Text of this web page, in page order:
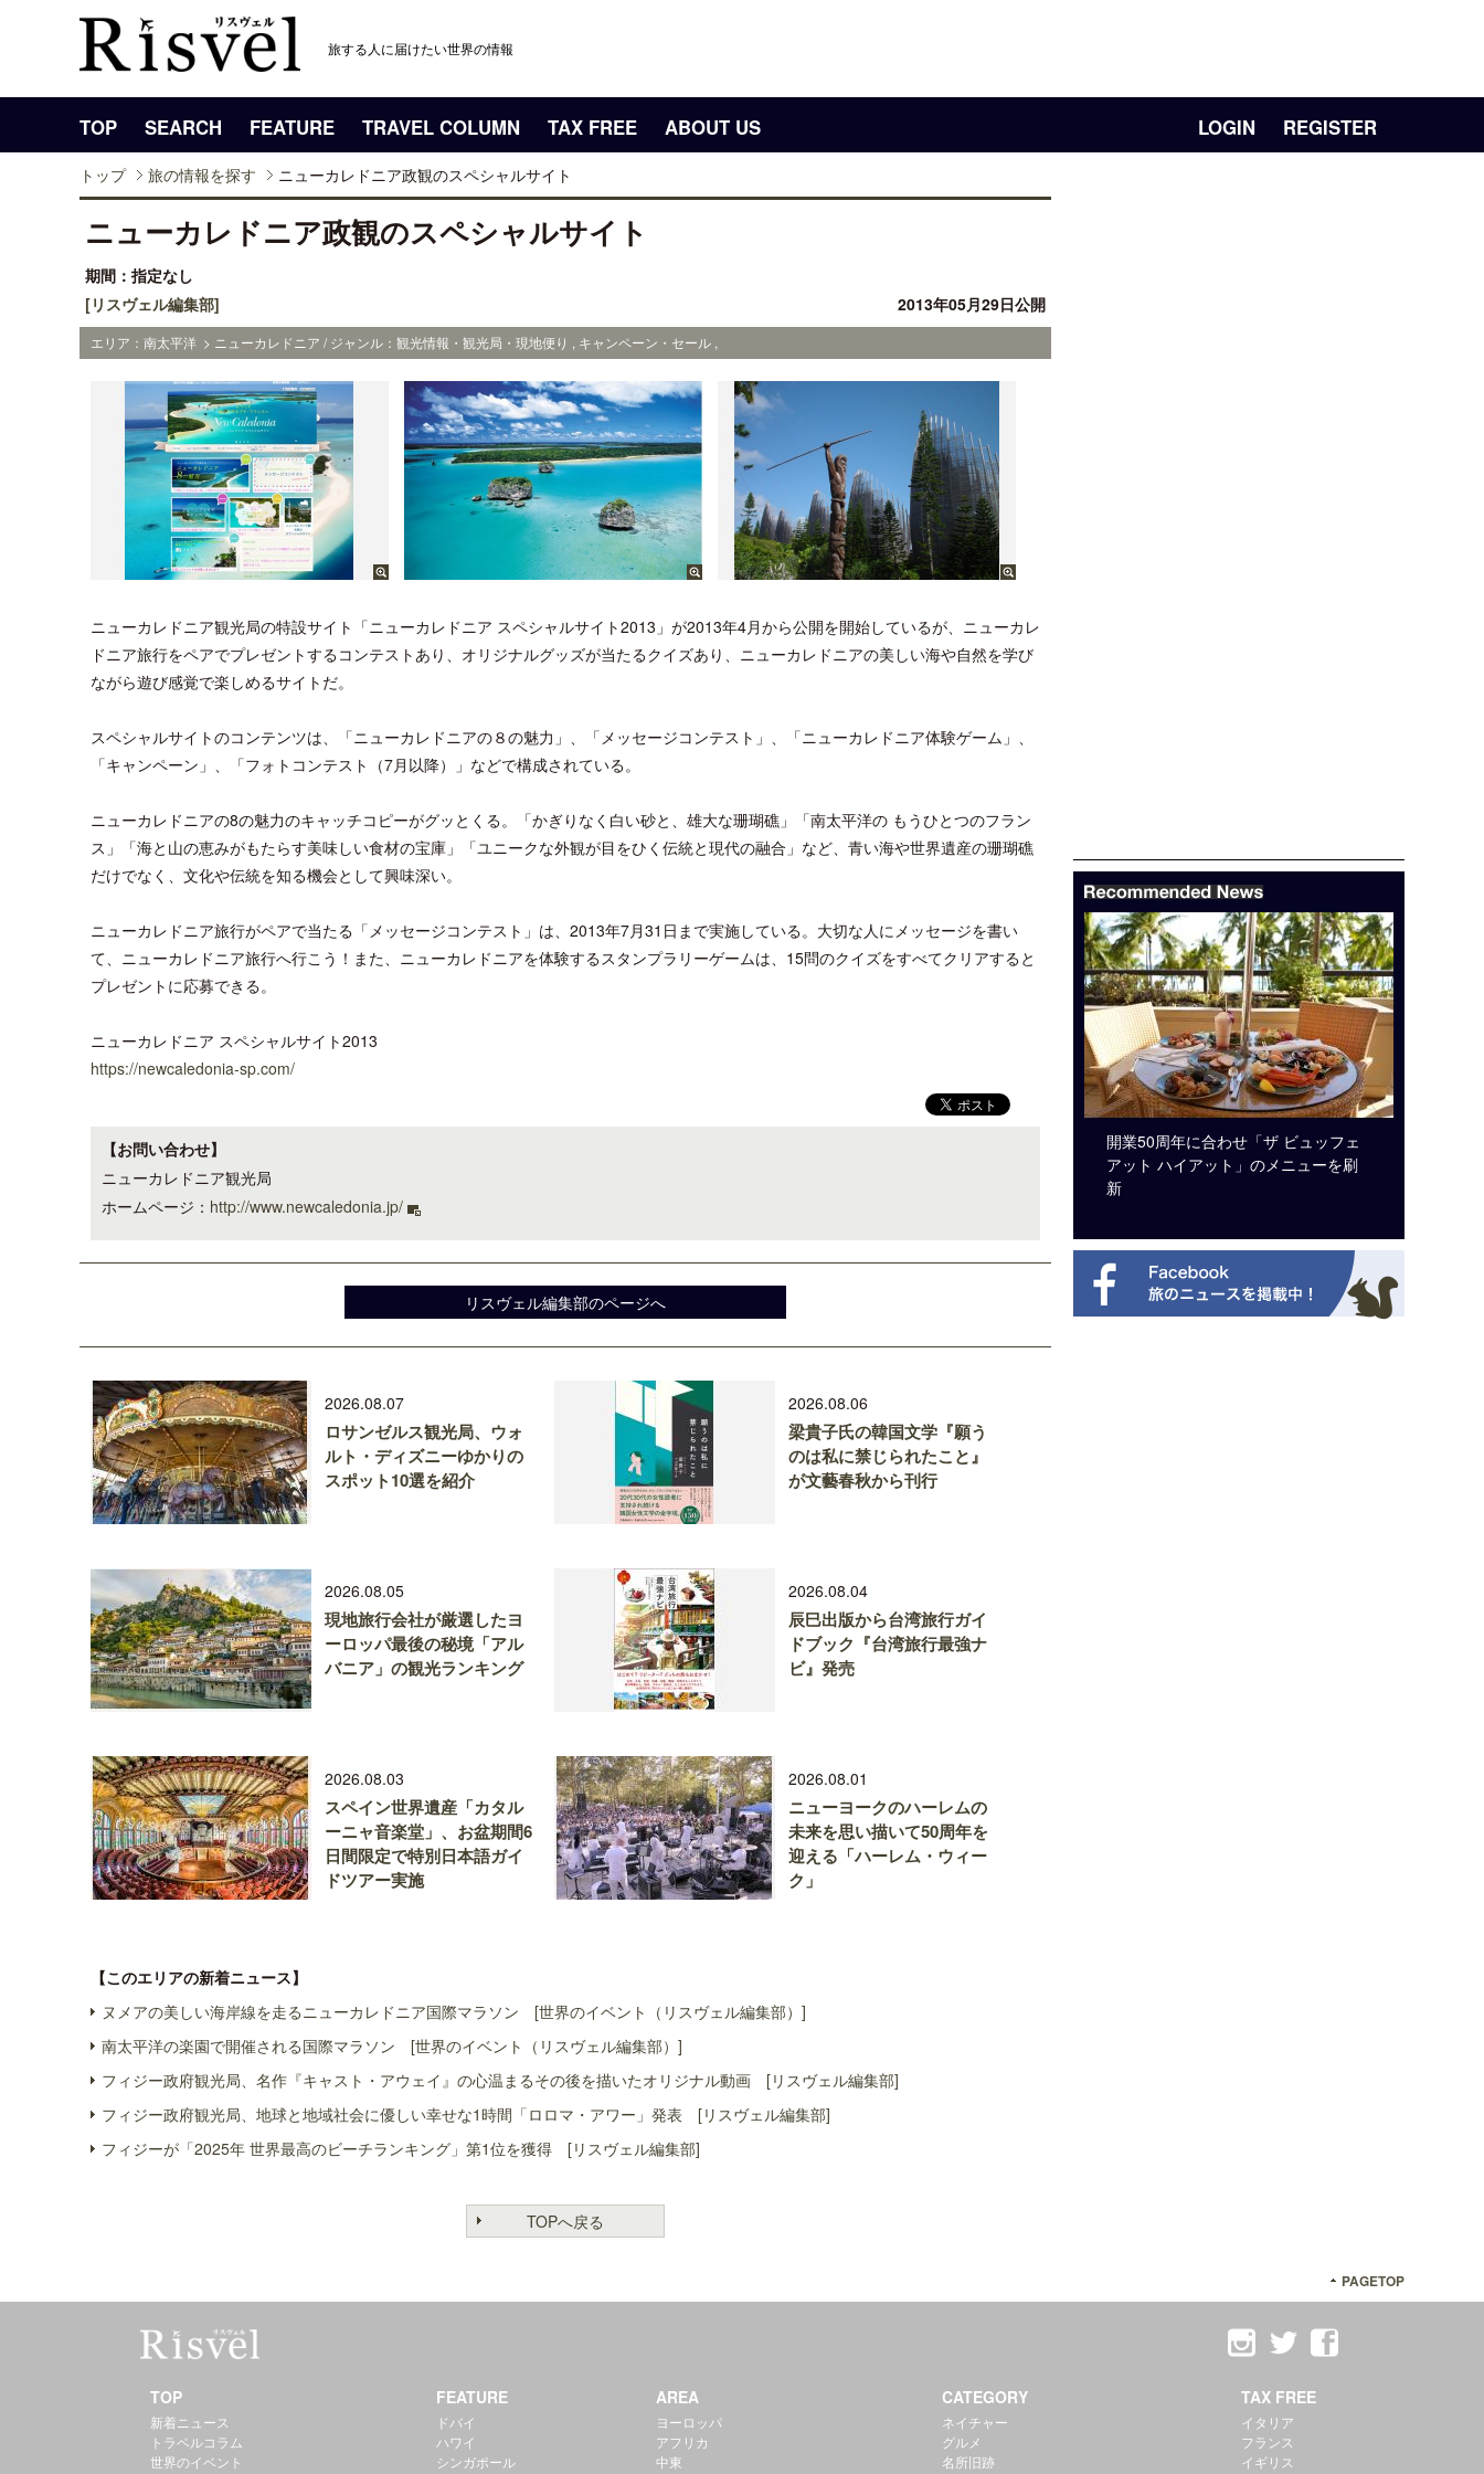
旅する人に届けたい世界の情報
TOP SEARCH FEATURE TRAVEL COLUMN TAX FREE ABOUT US LOGIN REGISTER
トップ 旅の情報を探す ニューカレドニア政観のスペシャルサイト
ニューカレドニア政観のスペシャルサイト
期間：指定なし
[リスヴェル編集部]
2013年05月29日公開
エリア：南太平洋 > ニューカレドニア / ジャンル：観光情報・観光局・現地便り , キャンペーン・セール ,
ニューカレドニア観光局の特設サイト「ニューカレドニア スペシャルサイト2013」が2013年4月から公開を開始しているが、ニューカレ
ドニア旅行をペアでプレゼントするコンテストあり、オリジナルグッズが当たるクイズあり、ニューカレドニアの美しい海や自然を学び
ながら遊び感覚で楽しめるサイトだ。
スペシャルサイトのコンテンツは、「ニューカレドニアの８の魅力」、「メッセージコンテスト」、「ニューカレドニア体験ゲーム」、
「キャンペーン」、「フォトコンテスト（7月以降）」などで構成されている。
ニューカレドニアの8の魅力のキャッチコピーがグッとくる。「かぎりなく白い砂と、雄大な珊瑚礁」「南太平洋の もうひとつのフラン
ス」「海と山の恵みがもたらす美味しい食材の宝庫」「ユニークな外観が目をひく伝統と現代の融合」など、青い海や世界遺産の珊瑚礁
だけでなく、文化や伝統を知る機会として興味深い。
ニューカレドニア旅行がペアで当たる「メッセージコンテスト」は、2013年7月31日まで実施している。大切な人にメッセージを書い
て、ニューカレドニア旅行へ行こう！また、ニューカレドニアを体験するスタンプラリーゲームは、15問のクイズをすべてクリアすると
プレゼントに応募できる。
ニューカレドニア スペシャルサイト2013
https://newcaledonia-sp.com/
【お問い合わせ】
ニューカレドニア観光局
ホームページ： http://www.newcaledonia.jp/
リスヴェル編集部のページへ
2026.08.07
ロサンゼルス観光局、ウォ
ルト・ディズニーゆかりの
スポット10選を紹介
2026.08.06
梁貴子氏の韓国文学『願う
のは私に禁じられたこと』
が文藝春秋から刊行
2026.08.05
現地旅行会社が厳選したヨ
ーロッパ最後の秘境「アル
バニア」の観光ランキング
2026.08.04
辰巳出版から台湾旅行ガイ
ドブック『台湾旅行最強ナ
ビ』発売
2026.08.03
スペイン世界遺産「カタル
ーニャ音楽堂」、お盆期間6
日間限定で特別日本語ガイ
ドツアー実施
2026.08.01
ニューヨークのハーレムの
未来を思い描いて50周年を
迎える「ハーレム・ウィー
ク」
【このエリアの新着ニュース】
ヌメアの美しい海岸線を走るニューカレドニア国際マラソン [世界のイベント（リスヴェル編集部）]
南太平洋の楽園で開催される国際マラソン [世界のイベント（リスヴェル編集部）]
フィジー政府観光局、名作『キャスト・アウェイ』の心温まるその後を描いたオリジナル動画 [リスヴェル編集部]
フィジー政府観光局、地球と地域社会に優しい幸せな1時間「ロロマ・アワー」発表 [リスヴェル編集部]
フィジーが「2025年 世界最高のビーチランキング」第1位を獲得 [リスヴェル編集部]
TOPへ戻る
開業50周年に合わせ「ザ ビュッフェ
アット ハイアット」のメニューを刷
新
PAGETOP
TOP
新着ニュース
トラベルコラム
世界のイベント
FEATURE
ドバイ
ハワイ
シンガポール
AREA
ヨーロッパ
アフリカ
中東
CATEGORY
ネイチャー
グルメ
名所旧跡
TAX FREE
イタリア
フランス
イギリス